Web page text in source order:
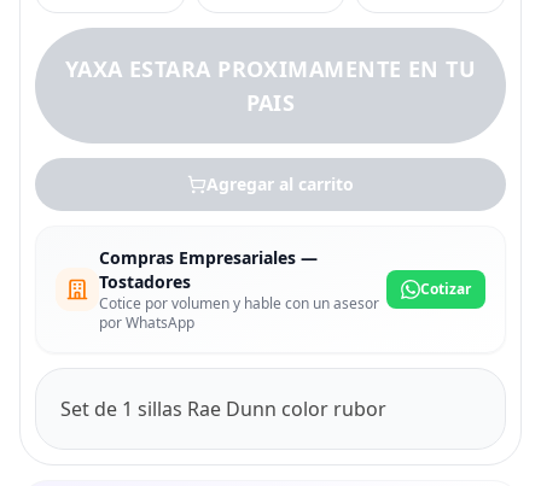
YAXA ESTARA PROXIMAMENTE EN TU
PAIS
Agregar al carrito
Compras Empresariales —
Tostadores
Cotice por volumen y hable con un asesor
por WhatsApp
Cotizar
Set de 1 sillas Rae Dunn color rubor